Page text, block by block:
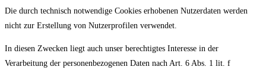
Die durch technisch notwendige Cookies erhobenen Nutzerdaten werden
nicht zur Erstellung von Nutzerprofilen verwendet.
In diesen Zwecken liegt auch unser berechtigtes Interesse in der
Verarbeitung der personenbezogenen Daten nach Art. 6 Abs. 1 lit. f